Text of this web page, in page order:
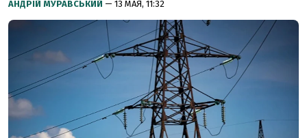
АНДРІЙ МУРАВСЬКИЙ — 13 МАЯ, 11:32